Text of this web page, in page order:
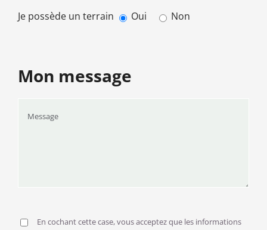
Je possède un terrain Oui Non
Mon message
En cochant cette case, vous acceptez que les informations